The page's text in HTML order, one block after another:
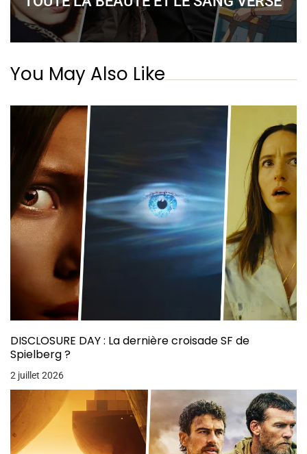
You May Also Like
DISCLOSURE DAY : La dernière croisade SF de
Spielberg ?
2 juillet 2026